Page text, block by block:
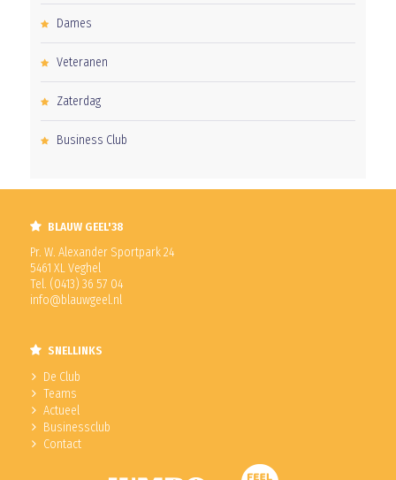
Dames
Veteranen
Zaterdag
Business Club
BLAUW GEEL'38
Pr. W. Alexander Sportpark 24
5461 XL Veghel
Tel. (0413) 36 57 04
info@blauwgeel.nl
SNELLINKS
De Club
Teams
Actueel
Businessclub
Contact